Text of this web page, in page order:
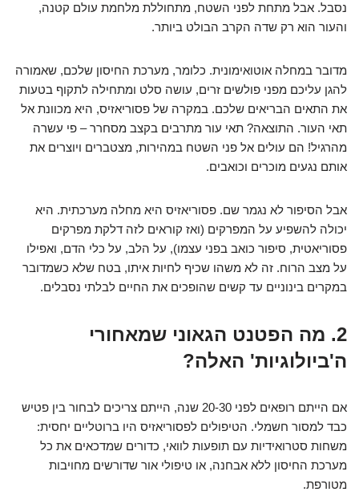
נסבל. אבל מתחת לפני השטח, מתחוללת מלחמת עולם קטנה,
והעור הוא רק שדה הקרב הבולט ביותר.
מדובר במחלה אוטואימונית. כלומר, מערכת החיסון שלכם, שאמורה
להגן עליכם מפני פולשים זרים, עושה סלט ומתחילה לתקוף בטעות
את התאים הבריאים שלכם. במקרה של פסוריאזיס, היא מכוונת אל
תאי העור. התוצאה? תאי עור מתרבים בקצב מסחרר – פי עשרה
מהרגיל! הם עולים אל פני השטח במהירות, מצטברים ויוצרים את
אותם נגעים מוכרים וכואבים.
אבל הסיפור לא נגמר שם. פסוריאזיס היא מחלה מערכתית. היא
יכולה להשפיע על המפרקים (ואז קוראים לזה דלקת מפרקים
פסוריאטית, סיפור כואב בפני עצמו), על הלב, על כלי הדם, ואפילו
על מצב הרוח. זה לא משהו שכיף לחיות איתו, בטח שלא כשמדובר
במקרים בינוניים עד קשים שהופכים את החיים לבלתי נסבלים.
2. מה הפטנט הגאוני שמאחורי
ה'ביולוגיות' האלה?
אם הייתם רופאים לפני 20-30 שנה, הייתם צריכים לבחור בין פטיש
כבד למסור חשמלי. הטיפולים לפסוריאזיס היו ברוטליים יחסית:
משחות סטרואידיות עם תופעות לוואי, כדורים שמדכאים את כל
מערכת החיסון ללא אבחנה, או טיפולי אור שדורשים מחויבות
מטורפת.